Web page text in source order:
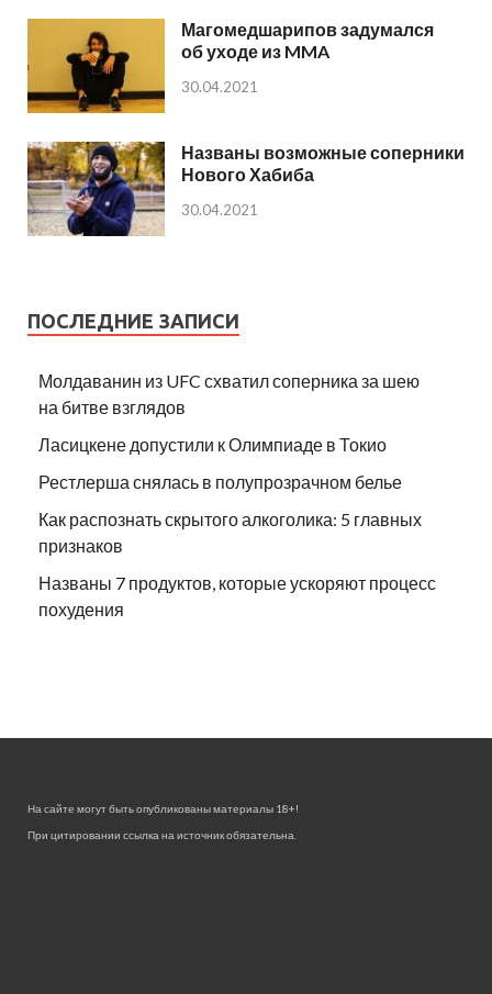
Магомедшарипов задумался
об уходе из MMA
30.04.2021
Названы возможные соперники
Нового Хабиба
30.04.2021
ПОСЛЕДНИЕ ЗАПИСИ
Молдаванин из UFC схватил соперника за шею
на битве взглядов
Ласицкене допустили к Олимпиаде в Токио
Рестлерша снялась в полупрозрачном белье
Как распознать скрытого алкоголика: 5 главных
признаков
Названы 7 продуктов, которые ускоряют процесс
похудения
На сайте могут быть опубликованы материалы 18+!
При цитировании ссылка на источник обязательна.